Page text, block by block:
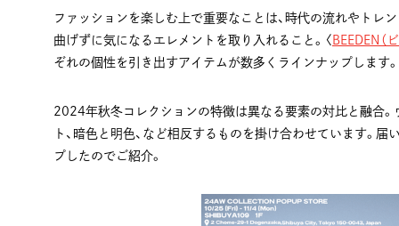
ファッションを楽しむ上で重要なことは、時代の流れやトレ
曲げずに気になるエレメントを取り入れること。〈 BEEDEN（
ぞれの個性を引き出すアイテムが数多くラインナップします。
2024年秋冬コレクションの特徴は異なる要素の対比と融合
ト、暗色と明色、など相反するものを掛け合わせています。
プしたのでご紹介。